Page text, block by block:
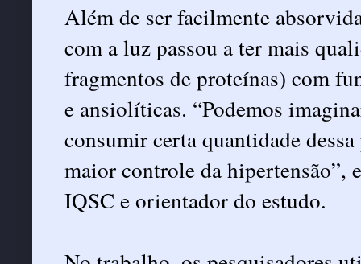
Além de ser facilmente
com a luz passou a ter mais
fragmentos de proteínas) com
e ansiolíticas. “Podemos
consumir certa quantidade
maior controle da hipertensão”,
IQSC e orientador do estudo.